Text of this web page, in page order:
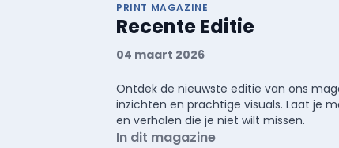
PRINT MAGAZINE
Recente Editie
04 maart 2026
Ontdek de nieuwste editie van ons
inzichten en prachtige visuals. Laat je
en verhalen die je niet wilt missen.
In dit magazine